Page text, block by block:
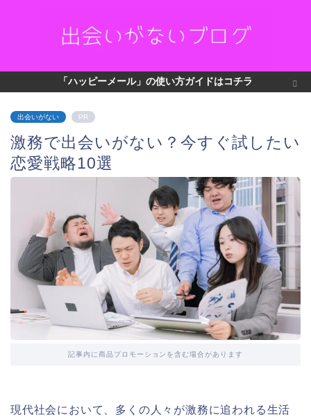
「ハッピーメール」の使い方ガイドはコチラ
出会いがない PR
激務で出会いがない？今すぐ試したい
恋愛戦略10選
記事内に商品プロモーションを含む場合があります
現代社会において、多くの人々が激務に追われる生活